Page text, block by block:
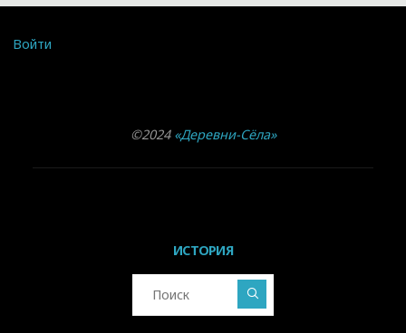
Войти
©2024 «Деревни-Сёла»
ИСТОРИЯ